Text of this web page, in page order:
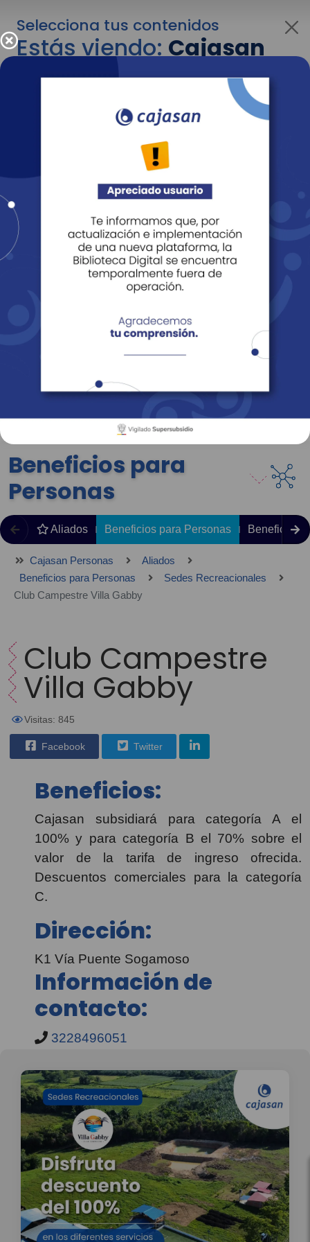
Selecciona tus contenidos
Estás viendo:Cajasan
para personas
Para cambiar al contenido de tu interés más
adelante recuerda utilizar el menú
Entendido
Revista Fácil Vivir
Sedes Directorio Servicios En Línea
Beneficios para
Personas
Aliados Beneficios para Personas Beneficios
Cajasan Personas
Aliados
Beneficios para Personas
Sedes Recreacionales
Club Campestre Villa Gabby
Club Campestre
Villa Gabby
Visitas: 845
Facebook Twitter
Beneficios:
Cajasan subsidiará para categoría A el
100% y para categoría B el 70% sobre el
valor de la tarifa de ingreso ofrecida.
Descuentos comerciales para la categoría
C.
Dirección:
K1 Vía Puente Sogamoso
Información de
contacto:
3228496051